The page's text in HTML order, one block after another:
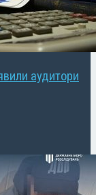
аудитори